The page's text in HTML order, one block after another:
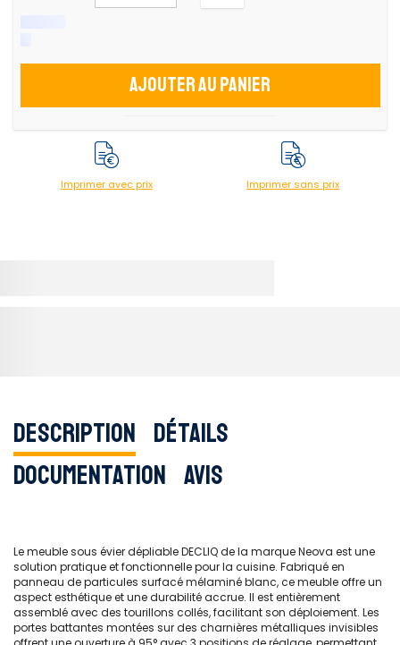
Ajouter au panier
Imprimer avec prix Imprimer sans prix
Description Détails
Documentation Avis
Le meuble sous évier dépliable DECLIQ de la marque Neova est une
solution pratique et fonctionnelle pour la cuisine. Fabriqué en
panneau de particules surfacé mélaminé blanc, ce meuble offre un
aspect esthétique et une durabilité accrue. Il est entièrement
assemblé avec des tourillons collés, facilitant son déploiement. Les
portes battantes montées sur des charnières métalliques invisibles